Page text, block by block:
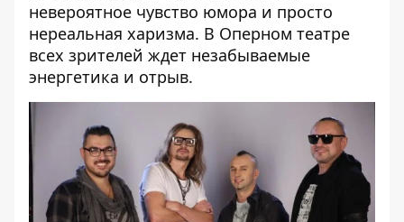
невероятное чувство юмора и просто
нереальная харизма. В Оперном театре
всех зрителей ждет незабываемые
энергетика и отрыв.